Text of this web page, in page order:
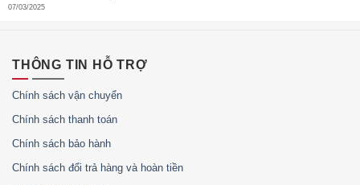
07/03/2025
THÔNG TIN HỖ TRỢ
Chính sách vận chuyển
Chính sách thanh toán
Chính sách bảo hành
Chính sách đổi trả hàng và hoàn tiền